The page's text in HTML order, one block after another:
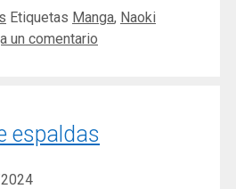
Etiquetas Manga, Naoki
un comentario
espaldas